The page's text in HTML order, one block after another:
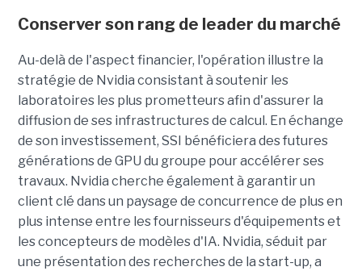
Conserver son rang de leader du marché
Au-delà de l'aspect financier, l'opération illustre la
stratégie de Nvidia consistant à soutenir les
laboratoires les plus prometteurs afin d'assurer la
diffusion de ses infrastructures de calcul. En échange
de son investissement, SSI bénéficiera des futures
générations de GPU du groupe pour accélérer ses
travaux. Nvidia cherche également à garantir un
client clé dans un paysage de concurrence de plus en
plus intense entre les fournisseurs d'équipements et
les concepteurs de modèles d'IA. Nvidia, séduit par
une présentation des recherches de la start-up, a